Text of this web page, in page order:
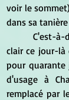
voir le
dans sa
	C'est-à-dire que si le temps est
clair ce jour-là
pour quarante
d'usage à
remplacé par